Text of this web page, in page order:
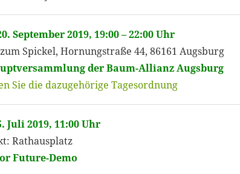
September 2019, 19:00 – 22:00 Uhr
Spickel, Hornungstraße 44, 86161 Augsburg
der Baum-Allianz Augsburg
Sie die dazugehörige Tagesordnung
Juli 2019, 11:00 Uhr
Rathausplatz
Future-Demo